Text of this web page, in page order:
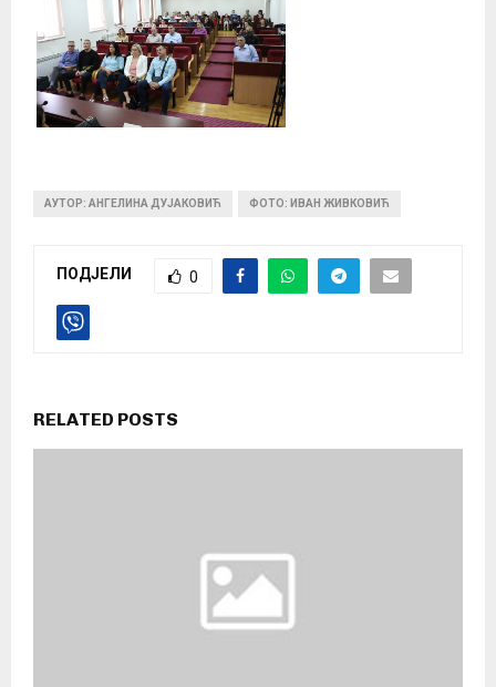
АУТОР: АНГЕЛИНА ДУЈАКОВИЋ ФОТО: ИВАН ЖИВКОВИЋ
ПОДЈЕЛИ 0
RELATED POSTS